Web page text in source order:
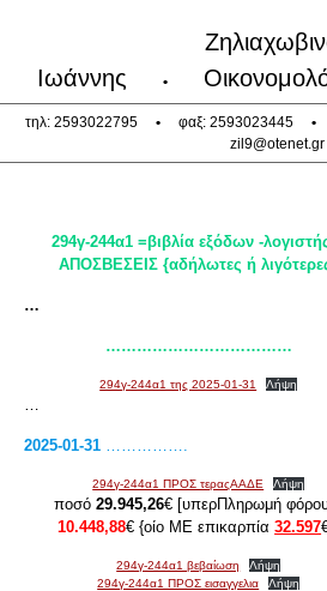
Ιωάννης
•
τηλ: 2593022795 • φαξ: 2593023445 •
zil9@otenet.gr
294γ-244α1 =βιβλία εξόδων -
ΑΠΟΣΒΕΣΕΙΣ {αδήλωτες ή
…
………………………………
294γ-244α1 της 2025-01-31 Λήψη
…
2025-01-31 …………….
294γ-244α1 ΠΡΟΣ τεραςΑΑΔΕ Λήψη
ποσό 29.945,26€ [υπερΠληρωμή
10.448,88€ {οίο ΜΕ επικαρπία32.597
294γ-244α1 βεβαίωση
Λήψη
294γ-244α1 ΠΡΟΣ εισαγγελια
Λήψη